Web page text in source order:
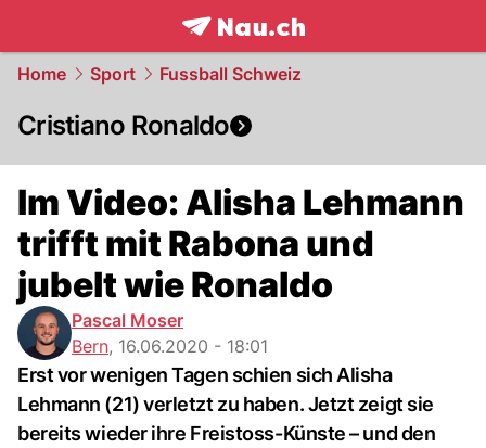
frontpage.NAU.ch
Home Sport Fussball Schweiz
Cristiano Ronaldo
Im Video: Alisha Lehmann
trifft mit Rabona und
jubelt wie Ronaldo
Pascal Moser
Bern, 16.06.2020 - 18:01
Erst vor wenigen Tagen schien sich Alisha
Lehmann (21) verletzt zu haben. Jetzt zeigt sie
bereits wieder ihre Freistoss-Künste – und den